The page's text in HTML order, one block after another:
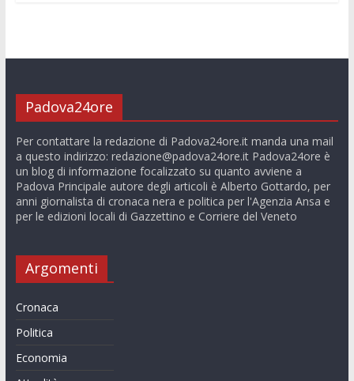
Padova24ore
Per contattare la redazione di Padova24ore.it manda una mail
a questo indirizzo: redazione@padova24ore.itPadova24ore è
un blog di informazione focalizzato su quanto avviene a
Padova Principale autore degli articoli è Alberto Gottardo, per
anni giornalista di cronaca nera e politica per l'Agenzia Ansa e
per le edizioni locali di Gazzettino e Corriere del Veneto
Argomenti
Cronaca
Politica
Economia